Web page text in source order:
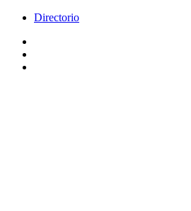
Directorio